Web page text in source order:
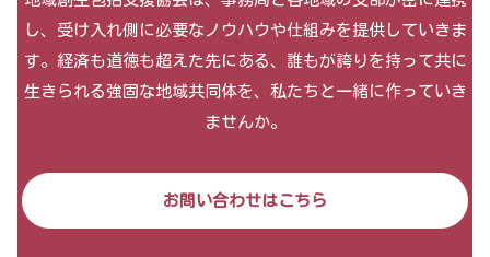
し、受け入れ側に必要なノウハウや仕組みを提供していきま
す。経済も道徳も超えた先にある、誰もが誇りを持って共に
生きられる強固な地域共同体を、私たちと一緒に作っていき
ませんか。
お問い合わせはこちら